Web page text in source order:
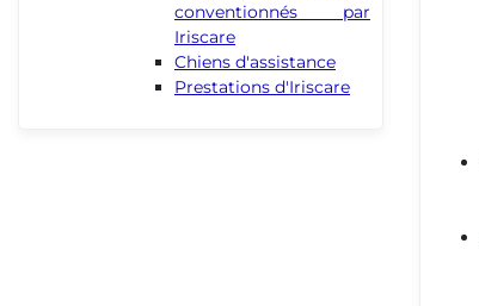
conventionnés par
Iriscare
Chiens d'assistance
Prestations d'Iriscare